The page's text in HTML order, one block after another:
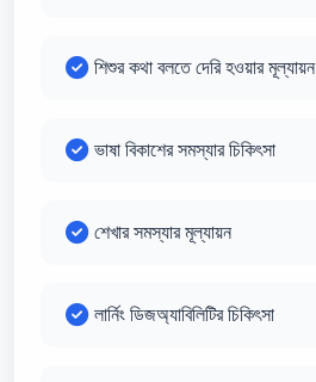
শিশুর কথা বলতে দেরি হওয়ার মূল্যায়ন
ভাষা বিকাশের সমস্যার চিকিৎসা
শেখার সমস্যার মূল্যায়ন
লার্নিং ডিজঅ্যাবিলিটির চিকিৎসা